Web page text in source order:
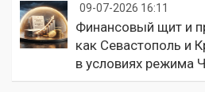
09-07-2026 16:11
Финансовый щит и
как Севастополь и
в условиях режима